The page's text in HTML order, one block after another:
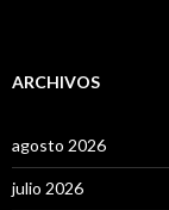
ARCHIVOS
agosto 2026
julio 2026